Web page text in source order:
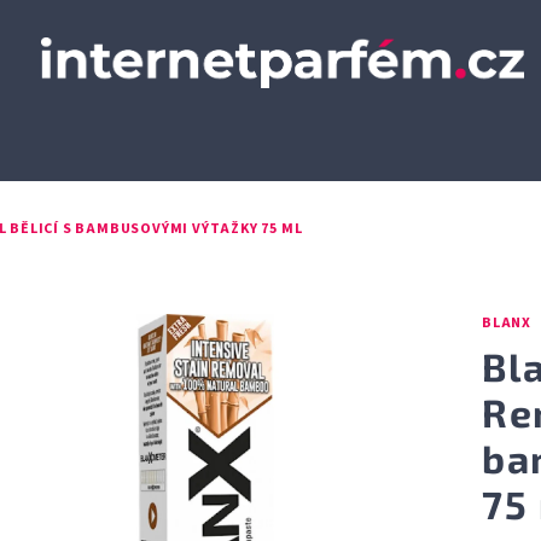
S BAMBUSOVÝMI VÝTAŽKY 75 ML
BLANX
75